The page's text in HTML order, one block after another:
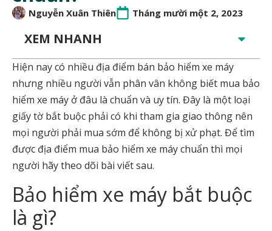
Nguyễn Xuân Thiên Tháng mười một 2, 2023
XEM NHANH
Hiện nay có nhiều địa điểm bán bảo hiểm xe máy
nhưng nhiều người vẫn phân vân không biết mua bảo
hiểm xe máy ở đâu là chuẩn và uy tín. Đây là một loại
giấy tờ bắt buộc phải có khi tham gia giao thông nên
mọi người phải mua sớm để không bị xử phạt. Để tìm
được địa điểm mua bảo hiểm xe máy chuẩn thì mọi
người hãy theo dõi bài viết sau.
Bảo hiểm xe máy bắt buộc
là gì?